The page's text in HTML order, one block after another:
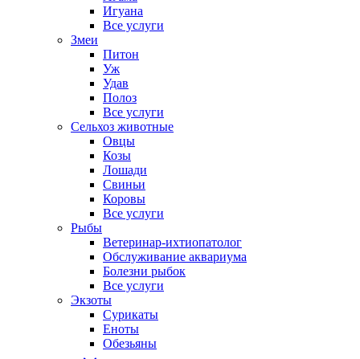
Игуана
Все услуги
Змеи
Питон
Уж
Удав
Полоз
Все услуги
Сельхоз животные
Овцы
Козы
Лошади
Свиньи
Коровы
Все услуги
Рыбы
Ветеринар-ихтиопатолог
Обслуживание аквариума
Болезни рыбок
Все услуги
Экзоты
Сурикаты
Еноты
Обезьяны